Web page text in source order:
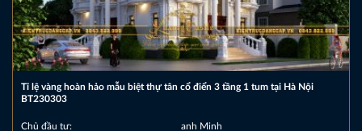
Tỉ lệ vàng hoàn hảo mẫu biệt thự tân cổ điển 3 tầng 1 tum tại Hà Nội
BT230303
Chủ đầu tư: anh Minh